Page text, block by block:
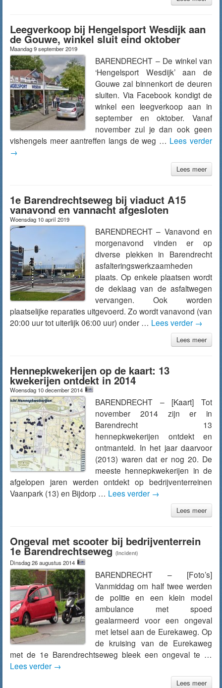
Leegverkoop bij Hengelsport Wesdijk aan
de Gouwe, winkel sluit eind oktober
Maandag 9 september 2019
BARENDRECHT – De winkel van
‘Hengelsport Wesdijk’ aan de
Gouwe zal binnenkort de deuren
sluiten. Via Facebook kondigt de
winkel een leegverkoop aan in
september en oktober. Vanaf
november zul je dan ook geen
vishengels meer aantreffen langs de weg … Lees verder
→
Lees meer
1e Barendrechtseweg bij viaduct A15
vanavond en vannacht afgesloten
Woensdag 10 april 2019
BARENDRECHT – Vanavond en
morgenavond vinden er op
diverse plekken in Barendrecht
asfalteringswerkzaamheden
plaats. Op enkele plaatsen wordt
de deklaag van de asfaltwegen
vervangen. Ook worden
plaatselijke reparaties uitgevoerd. Zo wordt vanavond (van
20:00 uur tot uiterlijk 06:00 uur) onder … Lees verder →
Lees meer
Hennepkwekerijen op de kaart: 13
kwekerijen ontdekt in 2014
Woensdag 10 december 2014
BARENDRECHT – [Kaart] Tot
november 2014 zijn er in
Barendrecht 13
hennepkwekerijen ontdekt en
ontmanteld. In het jaar daarvoor
(2013) waren dat er nog 20. De
meeste hennepkwekerijen in de
afgelopen jaren werden ontdekt op bedrijventerreinen
Vaanpark (13) en Bijdorp … Lees verder →
Lees meer
Ongeval met scooter bij bedrijventerrein
1e Barendrechtseweg (Incident)
Dinsdag 26 augustus 2014
BARENDRECHT – [Foto’s]
Vanmiddag om half twee werden
de politie en een klein model
ambulance met spoed
gealarmeerd voor een ongeval
met letsel aan de Eurekaweg. Op
de kruising van de Eurekaweg
met de 1e Barendrechtseweg bleek een ongeval te …
Lees verder →
Lees meer